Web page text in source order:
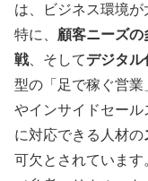
は、ビジネス環境が
特に、 顧客ニーズの
戦、そしてデジタル
型の「足で稼ぐ営
やインサイドセー
に対応できる人材の
可欠とされています